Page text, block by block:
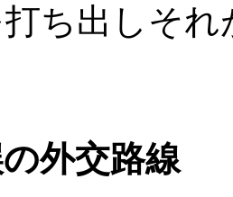
ち出しそ
外交路線